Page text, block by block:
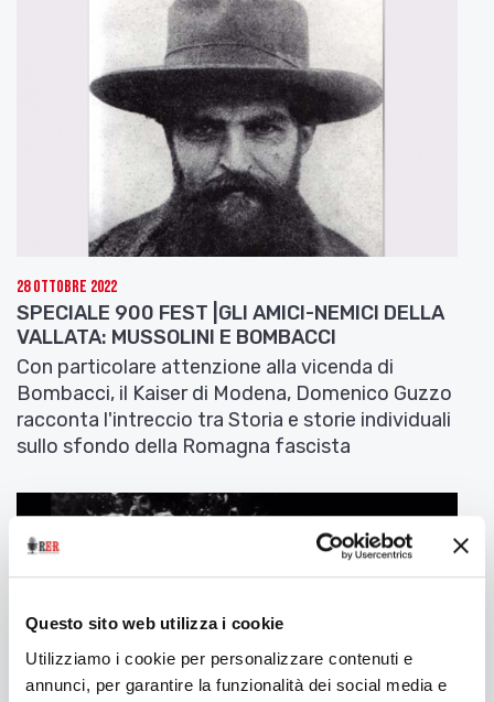
Questo sito web utilizza i cookie
Utilizziamo i cookie per personalizzare contenuti e
annunci, per garantire la funzionalità dei social media e
28 Ottobre 2022
SPECIALE 900 FEST |GLI AMICI-NEMICI DELLA
VALLATA: MUSSOLINI E BOMBACCI
Con particolare attenzione alla vicenda di
Bombacci, il Kaiser di Modena, Domenico Guzzo
racconta l'intreccio tra Storia e storie individuali
sullo sfondo della Romagna fascista